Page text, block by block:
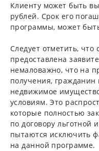
Клиенту может быть
рублей. Срок его
программы, может
Следует отметить, что
предоставлена
немаловажно, что на
получения,
недвижимое
условиям. Это
которые полностью
по договору льготной
пытаются исключить
на данной программе.